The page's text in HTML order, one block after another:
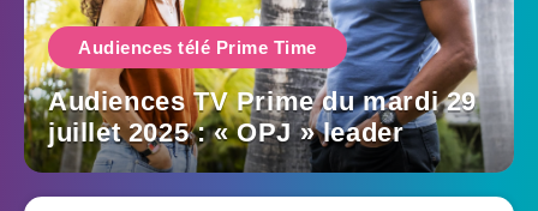
Audiences télé Prime Time
Audiences TV Prime du mardi 29
juillet 2025 : « OPJ » leader